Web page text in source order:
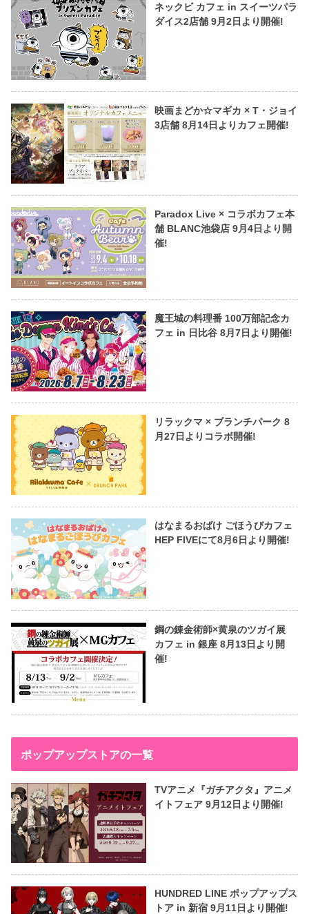
ネックビ カフェ in スイーツパラ
ダイス2店舗 9月2日より開催!
映画まどか☆マギカ × T・ジョイ
3店舗 8月14日よりカフェ開催!
Paradox Live × コラボカフェ本
舗 BLANC池袋店 9月4日より開
催!
魔王城の料理番 100万部記念カ
フェ in 日比谷 8月7日より開催!
リラックマ × ブランチパーク 8
月27日よりコラボ開催!
はなまるおばけ ごほうびカフェ
HEP FIVEにて8月6日より開催!
鋼の錬金術師×黄泉のツガイ展
カフェ in 銀座 8月13日より開
催!
ポップアップストアの一覧
TVアニメ『ガチアクタ』アニメ
イトフェア 9月12日より開催!
HUNDRED LINE ポップアップス
トア in 新宿 9月11日より開催!